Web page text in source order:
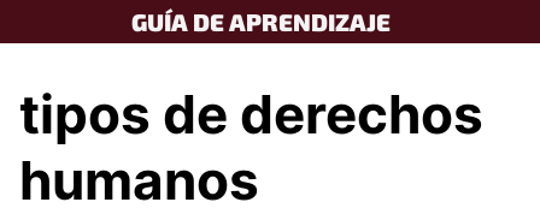
to
GUÍA DE APRENDIZAJE
tipos de derechos
humanos